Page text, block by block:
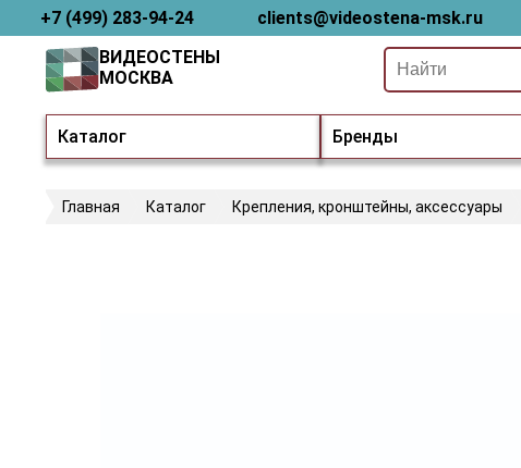
+7 (499) 283-94-24 clients@videostena-msk.ru
Каталог Бренды
ВИДЕОСТЕНЫ
МОСКВА
Главная Каталог Крепления, кронштейны, аксессуары